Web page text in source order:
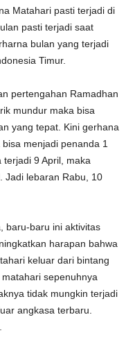
Matahari pasti terjadi di
pasti terjadi saat
bulan yang terjadi
Timur.
pertengahan Ramadhan
mundur maka bisa
yang tepat. Kini gerhana
menjadi penanda 1
9 April, maka
Jadi lebaran Rabu, 10
baru-baru ini aktivitas
harapan bahwa
keluar dari bintang
sepenuhnya
tidak mungkin terjadi
angkasa terbaru.